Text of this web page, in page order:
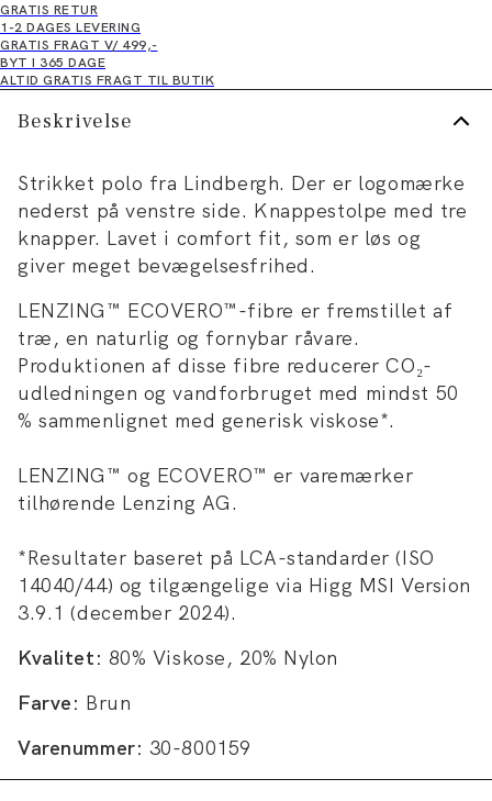
GRATIS RETUR
1-2 DAGES LEVERING
GRATIS FRAGT V/ 499,-
BYT I 365 DAGE
ALTID GRATIS FRAGT TIL BUTIK
Beskrivelse
Strikket polo fra Lindbergh. Der er logomærke
nederst på venstre side. Knappestolpe med tre
knapper. Lavet i comfort fit, som er løs og
giver meget bevægelsesfrihed.
LENZING™ ECOVERO™-fibre er fremstillet af
træ, en naturlig og fornybar råvare.
Produktionen af disse fibre reducerer CO₂-
udledningen og vandforbruget med mindst 50
% sammenlignet med generisk viskose*.
LENZING™ og ECOVERO™ er varemærker
tilhørende Lenzing AG.
*Resultater baseret på LCA-standarder (ISO
14040/44) og tilgængelige via Higg MSI Version
3.9.1 (december 2024).
Kvalitet: 80% Viskose, 20% Nylon
Farve: Brun
Varenummer: 30-800159